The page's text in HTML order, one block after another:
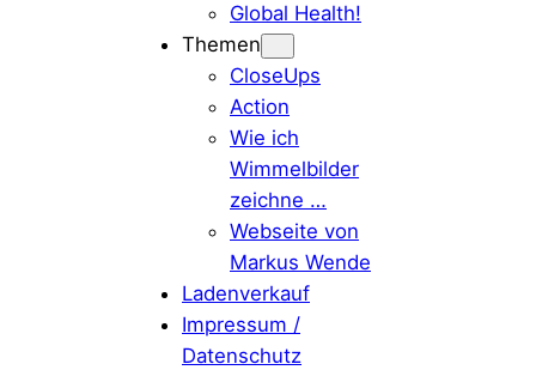
Global Health!
Themen
CloseUps
Action
Wie ich
Wimmelbilder
zeichne …
Webseite von
Markus Wende
Ladenverkauf
Impressum /
Datenschutz